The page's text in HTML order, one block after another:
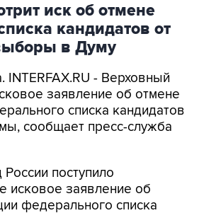
иск об отмене
кандидатов от
в Думу
INTERFAX.RU - Верховный
заявление об отмене
списка кандидатов
сообщает пресс-служба
поступило
исковое заявление об
федерального списка